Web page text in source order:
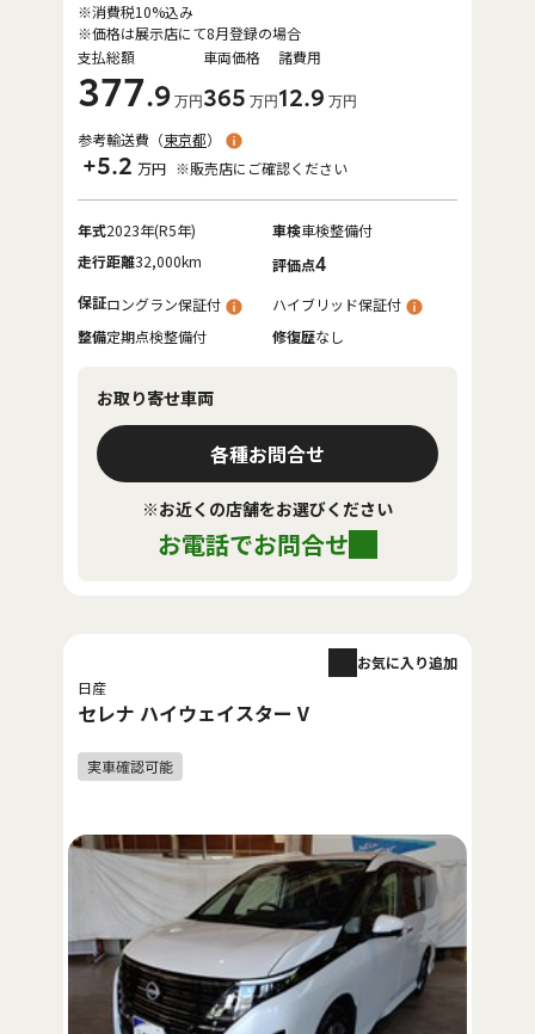
支払総額
377.9 万円
車両価格
365 万円
諸費用
12.9 万円
※消費税10%込み
※価格は展示店にて8月登録の場合
参考輸送費（東京都）
+5.2 万円 ※販売店にご確認ください
年式2023年(R5年) 車検車検整備付
走行距離32,000km 評価点4
保証ロングラン保証付
ハイブリッド保証付
整備定期点検整備付 修復歴なし
お取り寄せ車両
各種お問合せ
※お近くの店舗をお選びください
お電話でお問合せ
日産
セレナ ハイウェイスター V
お気に入り追加